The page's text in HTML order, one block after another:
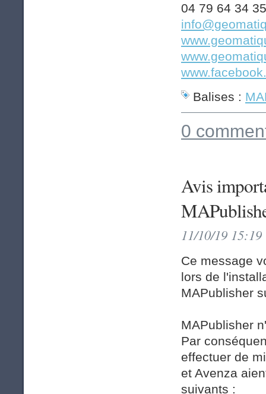
04 79 64 34 35
Balises :
0
Avis
11/10/19
Ce message
lors de
MAPublisher
MAPublisher
Par
effectuer de
et Avenza
suivants :